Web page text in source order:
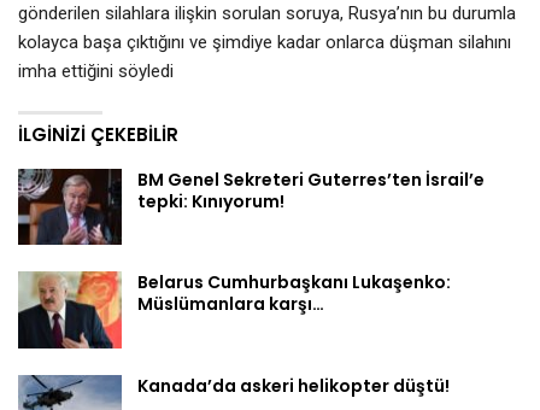
gönderilen silahlara ilişkin sorulan soruya, Rusya’nın bu durumla
kolayca başa çıktığını ve şimdiye kadar onlarca düşman silahını
imha ettiğini söyledi
İLGINIZI ÇEKEBILIR
BM Genel Sekreteri Guterres’ten İsrail’e
tepki: Kınıyorum!
Belarus Cumhurbaşkanı Lukaşenko:
Müslümanlara karşı…
Kanada’da askeri helikopter düştü!